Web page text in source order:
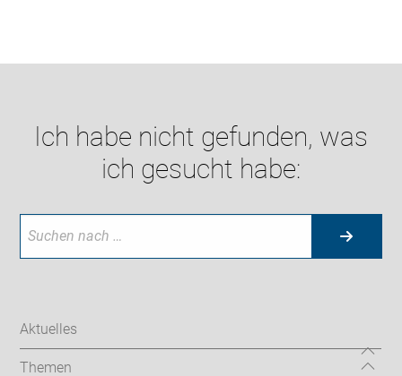
Ich habe nicht gefunden, was
ich gesucht habe:
Aktuelles
Themen